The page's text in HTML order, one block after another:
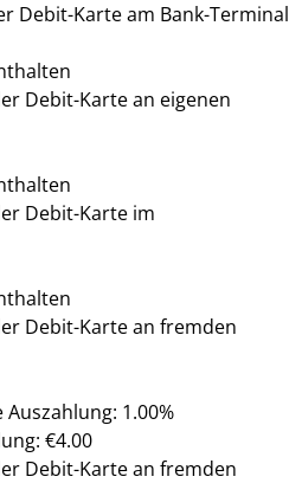
Debit-Karte am Bank-Terminal
Debit-Karte an eigenen
Debit-Karte im
Debit-Karte an fremden
1.00%
€4.00
Debit-Karte an fremden